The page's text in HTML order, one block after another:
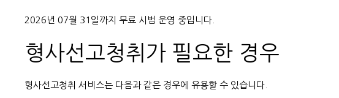
2026년 07월 31일까지 무료 시범 운영 중입니다.
형사선고청취가 필요한 경우
형사선고청취 서비스는 다음과 같은 경우에 유용할 수 있습니다.